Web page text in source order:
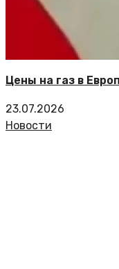
Цены на газ в
23.07.2026
Новости